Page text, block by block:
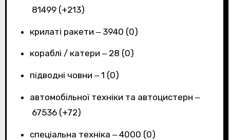
81499 (+213)
крилаті ракети ‒ 3940 (0)
кораблі / катери ‒ 28 (0)
підводні човни ‒ 1 (0)
автомобільної техніки та автоцистерн ‒
67536 (+72)
спеціальна техніка ‒ 4000 (0)